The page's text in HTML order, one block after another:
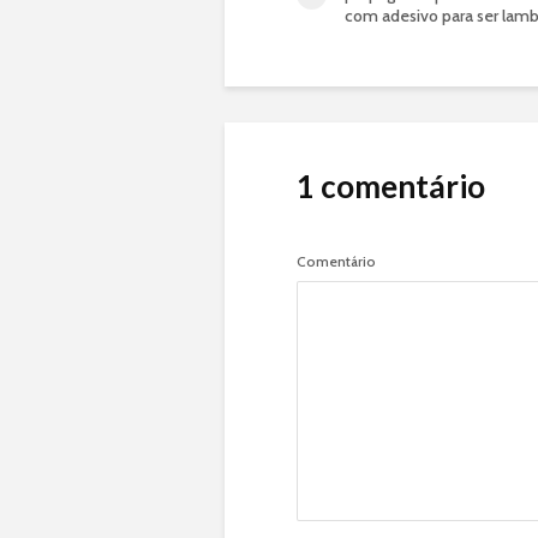
com adesivo para ser
1 comentário
Comentário